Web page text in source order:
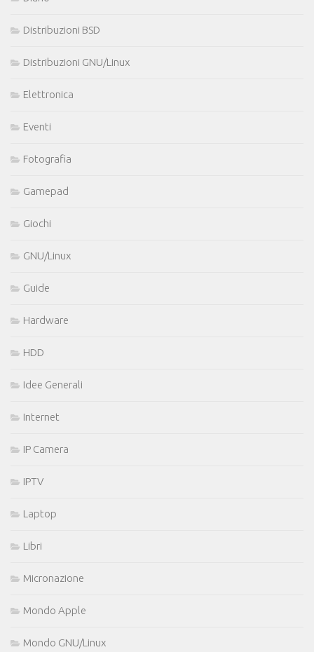
Distribuzioni BSD
Distribuzioni GNU/Linux
Elettronica
Eventi
Fotografia
Gamepad
Giochi
GNU/Linux
Guide
Hardware
HDD
Idee Generali
Internet
IP Camera
IPTV
Laptop
Libri
Micronazione
Mondo Apple
Mondo GNU/Linux